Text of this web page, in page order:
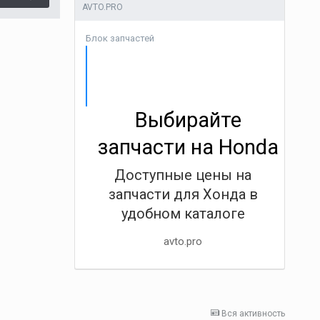
AVTO.PRO
Блок запчастей
Выбирайте
запчасти на Honda
Доступные цены на
запчасти для Хонда в
удобном каталоге
avto.pro
Вся активность